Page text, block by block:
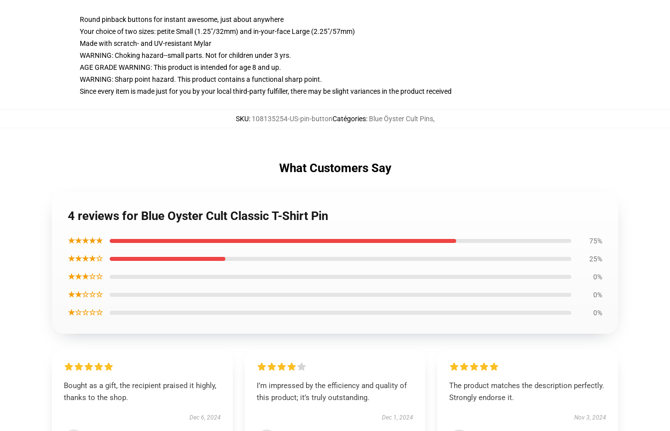
Round pinback buttons for instant awesome, just about anywhere
Your choice of two sizes: petite Small (1.25"/32mm) and in-your-face Large (2.25"/57mm)
Made with scratch- and UV-resistant Mylar
WARNING: Choking hazard--small parts. Not for children under 3 yrs.
AGE GRADE WARNING: This product is intended for age 8 and up.
WARNING: Sharp point hazard. This product contains a functional sharp point.
Since every item is made just for you by your local third-party fulfiller, there may be slight variances in the product received
SKU: 108135254-US-pin-buttonCatégories: Blue Öyster Cult Pins,
What Customers Say
4 reviews for Blue Oyster Cult Classic T-Shirt Pin
★★★★★ 75%
★★★★☆ 25%
★★★☆☆ 0%
★★☆☆☆ 0%
★☆☆☆☆ 0%
Bought as a gift, the recipient praised it highly,
thanks to the shop.
Dec 6, 2024
I’m impressed by the efficiency and quality of
this product; it’s truly outstanding.
Dec 1, 2024
The product matches the description perfectly.
Strongly endorse it.
Nov 3, 2024